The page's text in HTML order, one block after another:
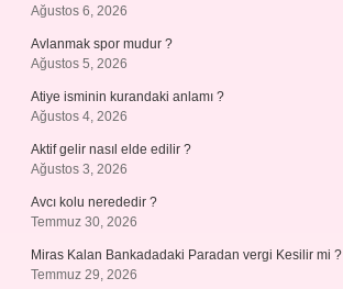
Ağustos 6, 2026
Avlanmak spor mudur ?
Ağustos 5, 2026
Atiye isminin kurandaki anlamı ?
Ağustos 4, 2026
Aktif gelir nasıl elde edilir ?
Ağustos 3, 2026
Avcı kolu nerededir ?
Temmuz 30, 2026
Miras Kalan Bankadadaki Paradan vergi Kesilir mi ?
Temmuz 29, 2026